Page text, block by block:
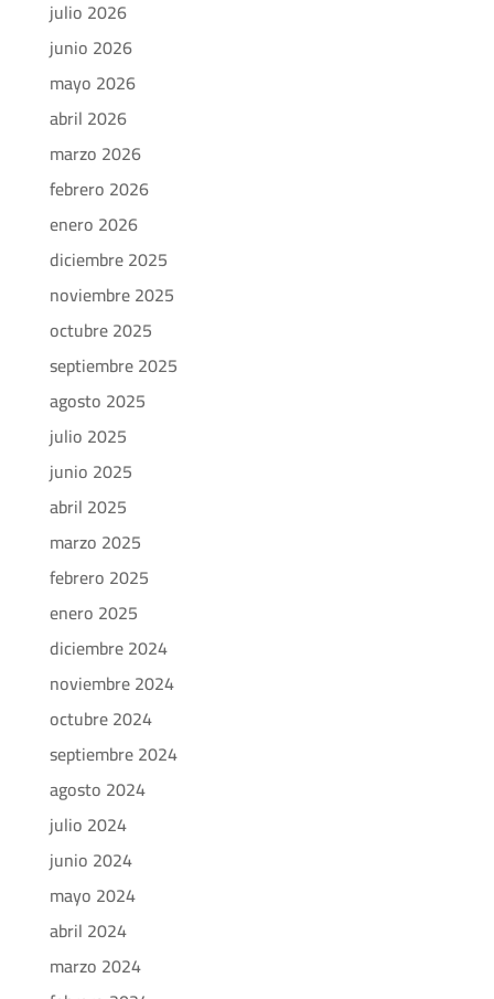
julio 2026
junio 2026
mayo 2026
abril 2026
marzo 2026
febrero 2026
enero 2026
diciembre 2025
noviembre 2025
octubre 2025
septiembre 2025
agosto 2025
julio 2025
junio 2025
abril 2025
marzo 2025
febrero 2025
enero 2025
diciembre 2024
noviembre 2024
octubre 2024
septiembre 2024
agosto 2024
julio 2024
junio 2024
mayo 2024
abril 2024
marzo 2024